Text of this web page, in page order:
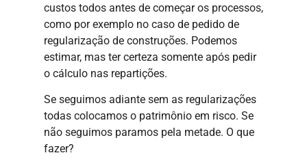
custos todos antes de começar os processos,
como por exemplo no caso de pedido de
regularização de construções. Podemos
estimar, mas ter certeza somente após pedir
o cálculo nas repartições.
Se seguimos adiante sem as regularizações
todas colocamos o patrimônio em risco. Se
não seguimos paramos pela metade. O que
fazer?